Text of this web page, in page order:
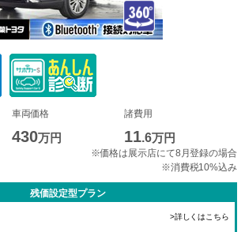
車両価格
430万円
諸費用
11.6万円
※価格は展示店にて8月登録の場合
※消費税10%込み
残価設定型プラン
>詳しくはこちら